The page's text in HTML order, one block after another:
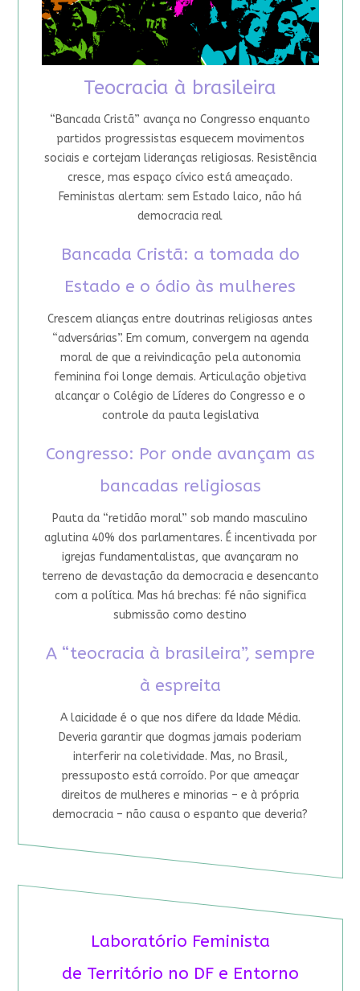
Teocracia à brasileira
“Bancada Cristã” avança no Congresso enquanto
partidos progressistas esquecem movimentos
sociais e cortejam lideranças religiosas. Resistência
cresce, mas espaço cívico está ameaçado.
Feministas alertam: sem Estado laico, não há
democracia real
Bancada Cristã: a tomada do
Estado e o ódio às mulheres
Crescem alianças entre doutrinas religiosas antes
“adversárias”. Em comum, convergem na agenda
moral de que a reivindicação pela autonomia
feminina foi longe demais. Articulação objetiva
alcançar o Colégio de Líderes do Congresso e o
controle da pauta legislativa
Congresso: Por onde avançam as
bancadas religiosas
Pauta da “retidão moral” sob mando masculino
aglutina 40% dos parlamentares. É incentivada por
igrejas fundamentalistas, que avançaram no
terreno de devastação da democracia e desencanto
com a política. Mas há brechas: fé não significa
submissão como destino
A “teocracia à brasileira”, sempre
à espreita
A laicidade é o que nos difere da Idade Média.
Deveria garantir que dogmas jamais poderiam
interferir na coletividade. Mas, no Brasil,
pressuposto está corroído. Por que ameaçar
direitos de mulheres e minorias – e à própria
democracia – não causa o espanto que deveria?
Laboratório Feminista
de Território no DF e Entorno